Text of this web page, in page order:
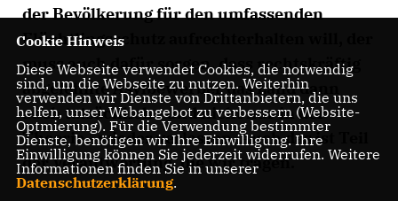
der Bevölkerung für den umfassenden
Flüchtlingsschutz aufrechterhalten will, der
muss auch dafür sorgen, dass rechtskräftig
abgelehnte Asylbewerber das Land dann
auch tatsächlich - und nicht nur in der
Theorie - wieder verlassen. Auch das ist Teil
der Verantwortung, die wir tragen.
Cookie Hinweis
Diese Webseite verwendet Cookies, die notwendig
sind, um die Webseite zu nutzen. Weiterhin
verwenden wir Dienste von Drittanbietern, die uns
helfen, unser Webangebot zu verbessern (Website-
Optmierung). Für die Verwendung bestimmter
Dienste, benötigen wir Ihre Einwilligung. Ihre
Einwilligung können Sie jederzeit widerrufen. Weitere
Informationen finden Sie in unserer
Datenschutzerklärung.